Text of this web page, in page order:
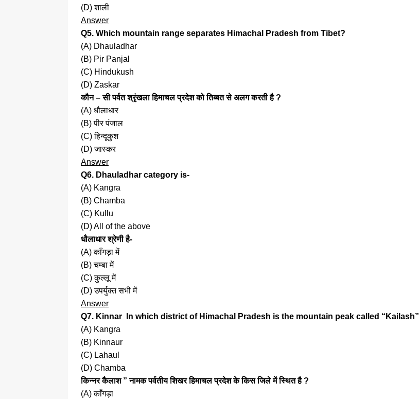
(D) शाली
Answer
Q5. Which mountain range separates Himachal Pradesh from Tibet?
(A) Dhauladhar
(B) Pir Panjal
(C) Hindukush
(D) Zaskar
कौन – सी पर्वत श्रृंखला हिमाचल प्रदेश को तिब्बत से अलग करती है ?
(A) धौलाधार
(B) पीर पंजाल
(C) हिन्दूकुश
(D) जास्कर
Answer
Q6. Dhauladhar category is-
(A) Kangra
(B) Chamba
(C) Kullu
(D) All of the above
धौलाधार श्रेणी है-
(A) काँगड़ा में
(B) चम्बा में
(C) कुल्लू में
(D) उपर्युक्त सभी में
Answer
Q7. Kinnar In which district of Himachal Pradesh is the mountain peak called “Kailash”
(A) Kangra
(B) Kinnaur
(C) Lahaul
(D) Chamba
किन्नर कैलाश ” नामक पर्वतीय शिखर हिमाचल प्रदेश के किस जिले में स्थित है ?
(A) काँगड़ा